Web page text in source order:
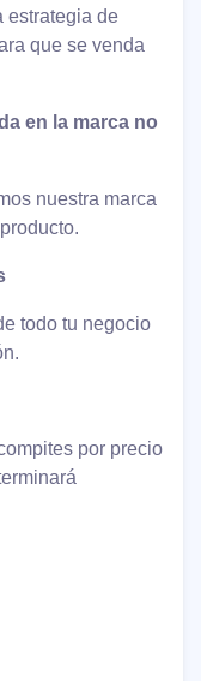
estrategia de
que se venda
en la marca no
nuestra marca
todo tu negocio
por precio